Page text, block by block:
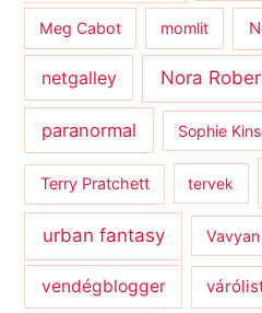
Meg Cabot momlit
netgalley Nora
paranormal Sophie
Terry Pratchett tervek
urban fantasy
vendégblogger